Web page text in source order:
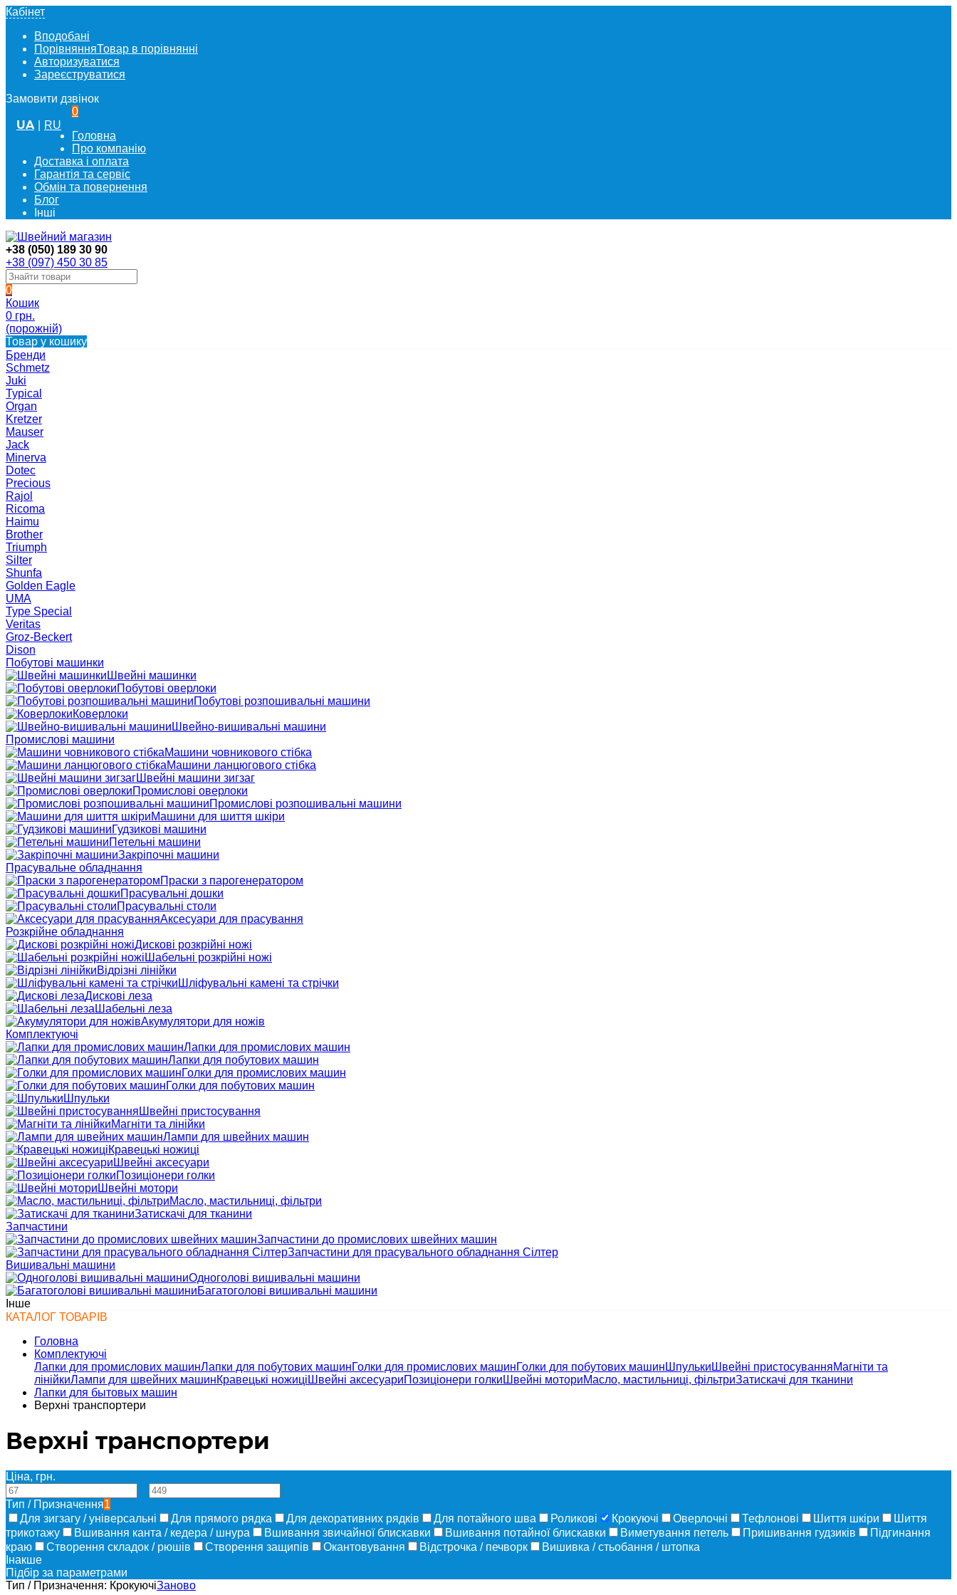
Кабінет
Вподобані
ПорівнянняТовар в порівнянні
Авторизуватися
Зареєструватися
Замовити дзвінок
UA RU
0
Головна
Про компанію
Доставка і оплата
Гарантія та сервіс
Обмін та повернення
Блог
Інші
+38 (050) 189 30 90
+38 (097) 450 30 85
0
Кошик
0 грн.
(порожній)
Товар у кошику
Бренди
Schmetz
Juki
Typical
Organ
Kretzer
Mauser
Jack
Minerva
Dotec
Precious
Rajol
Ricoma
Haimu
Brother
Triumph
Silter
Shunfa
Golden Eagle
UMA
Type Special
Veritas
Groz-Beckert
Dison
Побутові машинки
Швейні машинки
Побутові оверлоки
Побутові розпошивальні машини
Коверлоки
Швейно-вишивальні машини
Промислові машини
Машини човникового стібка
Машини ланцюгового стібка
Швейні машини зигзаг
Промислові оверлоки
Промислові розпошивальні машини
Машини для шиття шкіри
Гудзикові машини
Петельні машини
Закріпочні машини
Прасувальне обладнання
Праски з парогенератором
Прасувальні дошки
Прасувальні столи
Аксесуари для прасування
Розкрійне обладнання
Дискові розкрійні ножі
Шабельні розкрійні ножі
Відрізні лінійки
Шліфувальні камені та стрічки
Дискові леза
Шабельні леза
Акумулятори для ножів
Комплектуючі
Лапки для промислових машин
Лапки для побутових машин
Голки для промислових машин
Голки для побутових машин
Шпульки
Швейні пристосування
Магніти та лінійки
Лампи для швейних машин
Кравецькі ножиці
Швейні аксесуари
Позиціонери голки
Швейні мотори
Масло, мастильниці, фільтри
Затискачі для тканини
Запчастини
Запчастини до промислових швейних машин
Запчастини для прасувального обладнання Сілтер
Вишивальні машини
Одноголові вишивальні машини
Багатоголові вишивальні машини
Інше
КАТАЛОГ ТОВАРІВ
Головна
Комплектуючі
Лапки для промислових машинЛапки для побутових машинГолки для промислових машинГолки для побутових машин Шпульки Швейні пристосуванняМагніти та
лінійкиЛампи для швейних машинКравецькі ножиці Швейні аксесуариПозиціонери голки Швейні моториМасло, мастильниці, фільтриЗатискачі для тканини
Лапки для бытовых машин
Верхні транспортери
Верхні транспортери
Ціна, грн.
Тип / Призначення1
Для зигзагу / універсальні
Для прямого рядка Для декоративних рядків Для потайного шва Роликові Крокуючі Оверлочні Тефлонові Шиття шкіри
Шиття
трикотажу
Вшивання канта / кедера / шнура Вшивання звичайної блискавки Вшивання потайної блискавки Виметування петель Пришивання гудзиків
Підгинання
краю
Створення складок / рюшів Створення защипів Окантовування Відстрочка / печворк
Вишивка / стьобання / штопка
Інакше
Підбір за параметрами
Тип / Призначення: КрокуючіЗаново